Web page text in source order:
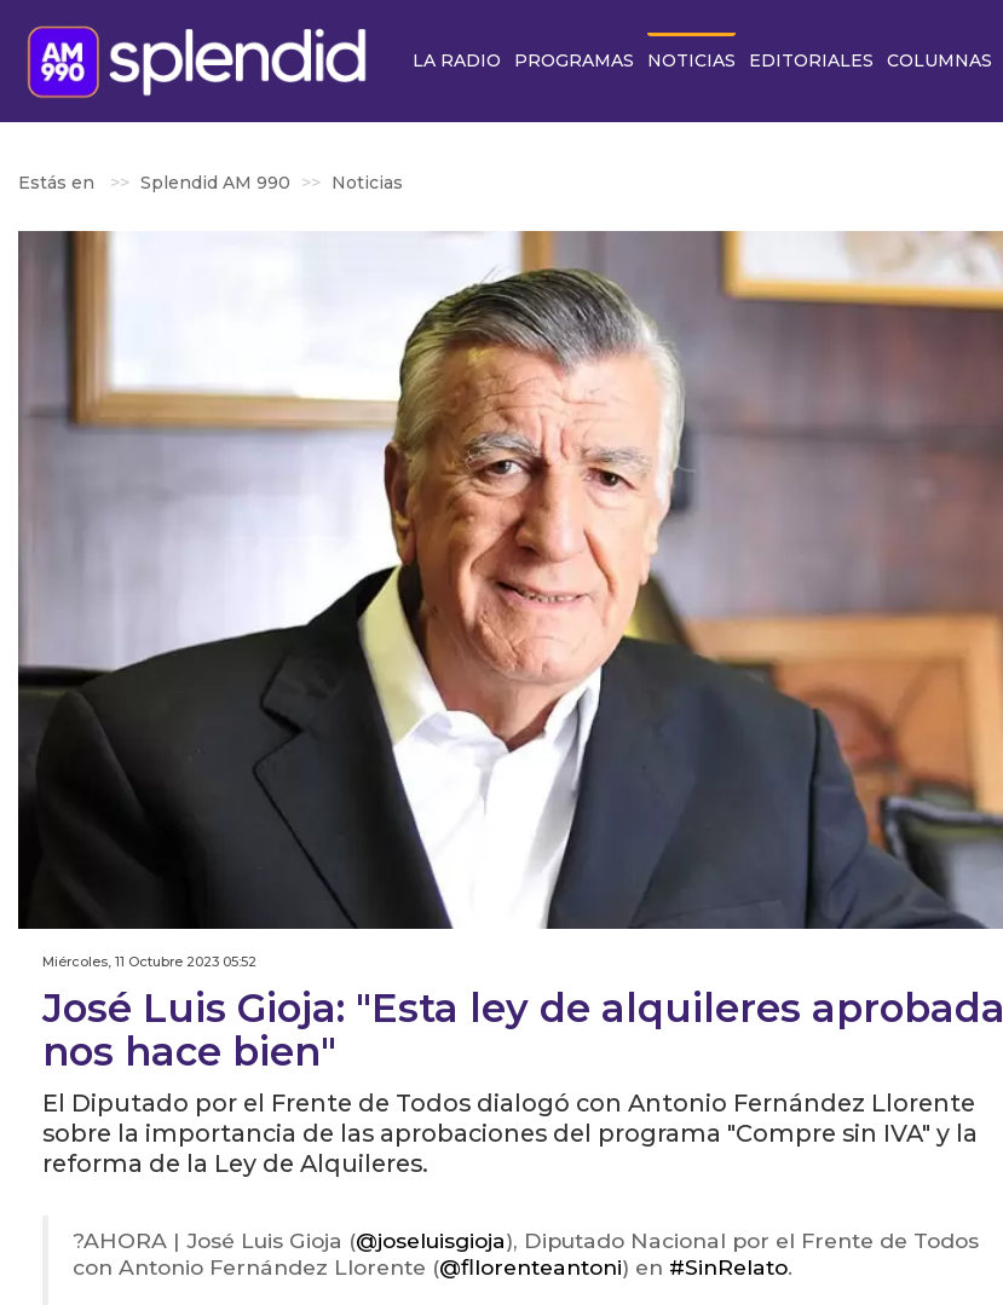
LA RADIO PROGRAMAS NOTICIAS EDITORIALES COLUMNAS
Estás en Splendid AM 990 Noticias
Miércoles, 11 Octubre 2023 05:52
José Luis Gioja: "Esta ley de alquileres aprobada
nos hace bien"
El Diputado por el Frente de Todos dialogó con Antonio Fernández Llorente
sobre la importancia de las aprobaciones del programa "Compre sin IVA" y la
reforma de la Ley de Alquileres.
?️AHORA | José Luis Gioja (@joseluisgioja), Diputado Nacional por el Frente de Todos
con Antonio Fernández Llorente (@fllorenteantoni) en #SinRelato.